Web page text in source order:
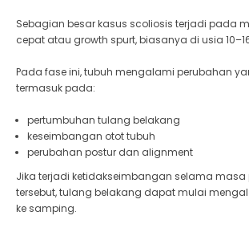
Sebagian besar kasus scoliosis terjadi pada
cepat atau growth spurt, biasanya di usia
Pada fase ini, tubuh mengalami perubahan
termasuk pada:
pertumbuhan tulang belakang
keseimbangan otot tubuh
perubahan postur dan alignment
Jika terjadi ketidakseimbangan selama masa
tersebut, tulang belakang dapat mulai
ke samping.